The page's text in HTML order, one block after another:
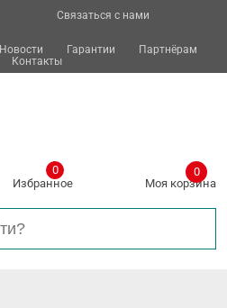
Связаться с нами
Новости Гарантии
Партнёрам
Контакты
Избранное
0
Моя корзина
0